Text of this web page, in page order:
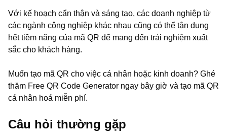
Với kế hoạch cẩn thận và sáng tạo, các doanh nghiệp từ
các ngành công nghiệp khác nhau cũng có thể tận dụng
hết tiềm năng của mã QR để mang đến trải nghiệm xuất
sắc cho khách hàng.
Muốn tạo mã QR cho việc cá nhân hoặc kinh doanh? Ghé
thăm Free QR Code Generator ngay bây giờ và tạo mã QR
cá nhân hoá miễn phí.
Câu hỏi thường gặp